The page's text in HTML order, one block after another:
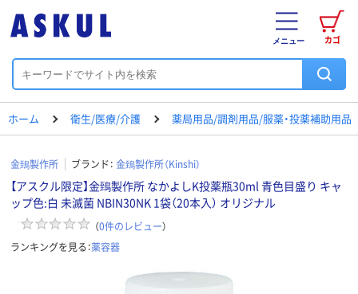
カゴ
メニュー
ホーム 衛生/医療/介護 薬局用品/調剤用品/服薬・投薬補助用品
金鵄製作所 ブランド： 金鵄製作所（Kinshi）
【アスクル限定】金鵄製作所 なかよしK投薬瓶30ml 青色目盛り キャ
ップ色:白 未滅菌 NBIN30NK 1袋（20本入） オリジナル
（0件のレビュー）
ランキングを見る：薬容器